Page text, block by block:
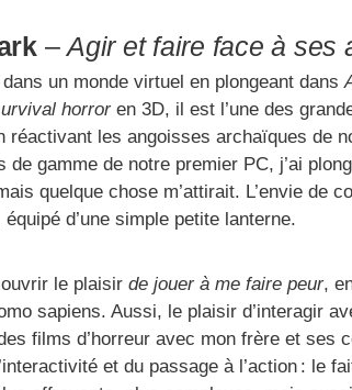
–Agir et faire face à ses
un monde virtuel en plongeant dans
horroren 3D, il est l’une des
réactivant les angoisses archaïques de
de gamme de notre premier PC, j’ai
quelque chose m’attirait. L’envie
d’une simple petite lanterne.
le plaisir de jouer à me faire peur,
sapiens. Aussi, le plaisir d’interagir
films d’horreur avec mon frère et ses
et du passage à l’action : le